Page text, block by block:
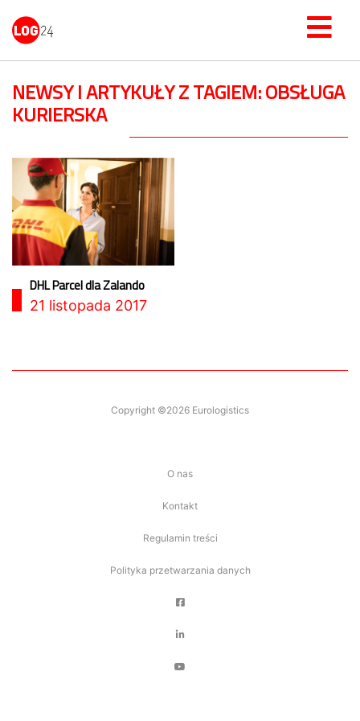
NEWSY I ARTYKUŁY Z TAGIEM: OBSŁUGA
KURIERSKA
DHL Parcel dla Zalando
21 listopada 2017
Copyright ©2026 Eurologistics
O nas
Kontakt
Regulamin treści
Polityka przetwarzania danych